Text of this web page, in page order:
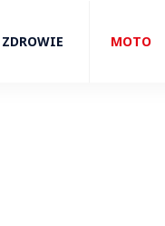
ZDROWIE MOTO